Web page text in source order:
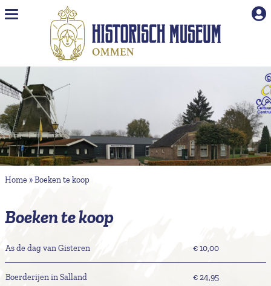
Naar hoofdinhoud
Boeken te koop
Home »Boeken te koop
Boeken te koop
As de dag van Gisteren € 10,00
Boerderijen in Salland € 24,95